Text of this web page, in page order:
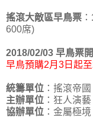
搖滾大敵區早鳥票 ：
600席)
2018/02/03 早鳥票
早鳥預購2月3日起
統籌單位 ：搖滾帝國
主辦單位 ：狂人演
協辦單位 ：金屬極境